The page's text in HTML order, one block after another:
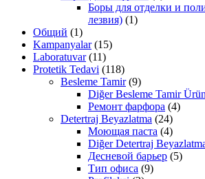
Боры для отделки и
лезвия) (1)
Общий (1)
Kampanyalar (15)
Laboratuvar (11)
Protetik Tedavi (118)
Besleme Tamir (9)
Diğer Besleme Tamir
Ремонт фарфора (4)
Detertraj Beyazlatma (24)
Моющая паста (4)
Diğer Detertraj
Десневой барьер (5)
Тип офиса (9)